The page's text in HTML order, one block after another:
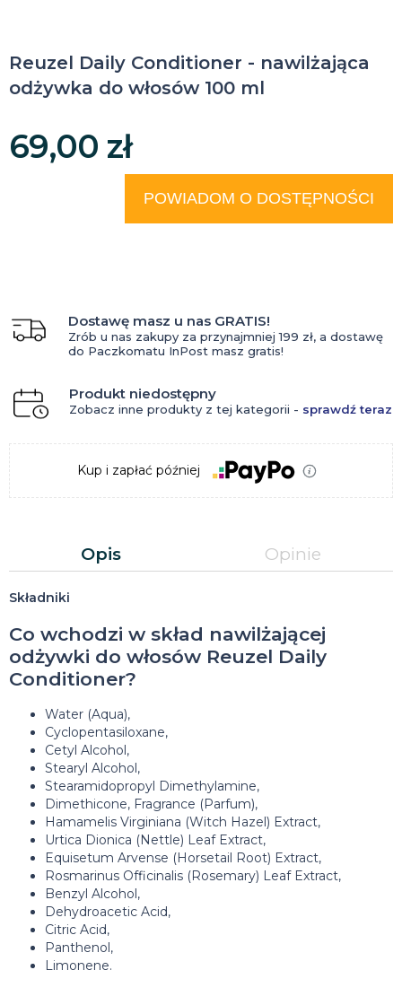
Reuzel Daily Conditioner - nawilżająca
odżywka do włosów 100 ml
69,00 zł
POWIADOM O DOSTĘPNOŚCI
Dostawę masz u nas GRATIS!
Zrób u nas zakupy za przynajmniej 199 zł, a dostawę
do Paczkomatu InPost masz gratis!
Produkt niedostępny
Zobacz inne produkty z tej kategorii - sprawdź teraz
Kup i zapłać później
Opis Opinie
Składniki
Co wchodzi w skład nawilżającej
odżywki do włosów Reuzel Daily
Conditioner?
Water (Aqua),
Cyclopentasiloxane,
Cetyl Alcohol,
Stearyl Alcohol,
Stearamidopropyl Dimethylamine,
Dimethicone, Fragrance (Parfum),
Hamamelis Virginiana (Witch Hazel) Extract,
Urtica Dionica (Nettle) Leaf Extract,
Equisetum Arvense (Horsetail Root) Extract,
Rosmarinus Officinalis (Rosemary) Leaf Extract,
Benzyl Alcohol,
Dehydroacetic Acid,
Citric Acid,
Panthenol,
Limonene.